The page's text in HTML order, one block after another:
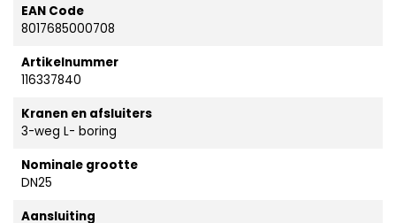
EAN Code
8017685000708
Artikelnummer
116337840
Kranen en afsluiters
3-weg L- boring
Nominale grootte
DN25
Aansluiting